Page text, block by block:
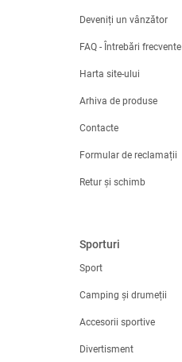
Toate produsele
Ștergeți filtrele
Deveniți un vânzător
FAQ - Întrebări frecvente
Harta site-ului
Arhiva de produse
Contacte
Formular de reclamații
Retur și schimb
Sporturi
Sport
Camping și drumeții
Accesorii sportive
Divertisment